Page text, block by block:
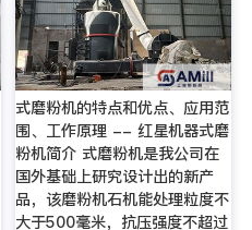
式磨粉机的特点和优点、应用范
围、工作原理 -- 红星机器式磨
粉机简介 式磨粉机是我公司在
国外基础上研究设计出的新产
品，该磨粉机石机能处理粒度不
大于500毫米，抗压强度不超过